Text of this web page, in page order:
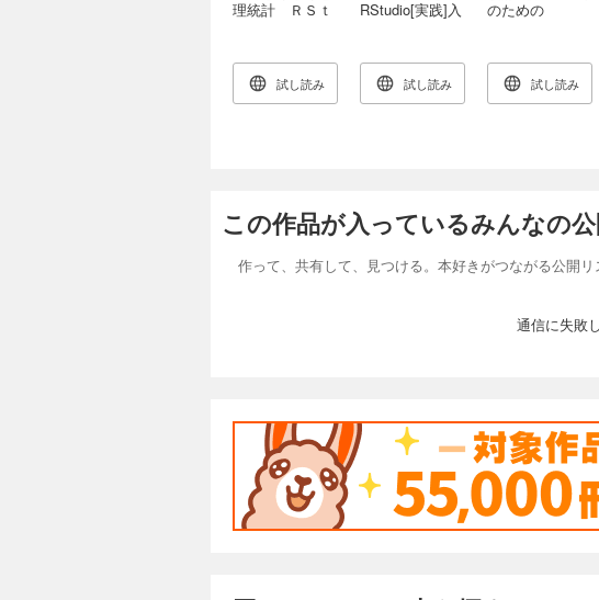
理統計 ＲＳｔ
試し読み
RStudio[実践]入
析フローの世界
試し読み
のための
よるモダンな分
析フローの世界
試し読み
この作品が入っているみんなの
作って、共有して、見つける。本好きがつながる公開リ
通信に失敗